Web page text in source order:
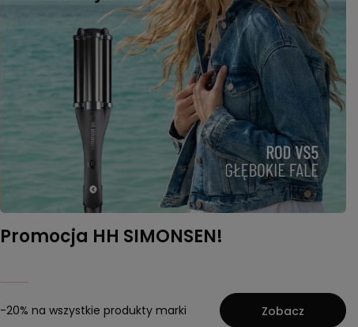
Promocja HH SIMONSEN!
-20% na wszystkie produkty marki Zobacz